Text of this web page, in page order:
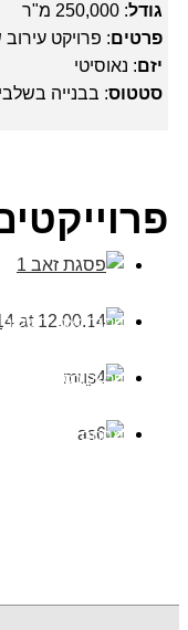
גודל: 250,000 מ"ר
פרטים: פרויקט
יזם: נאוסיטי
סטטוס: בבנייה
פסגת זאב ירושלים
פרשקובסקי אשדוד
מתחם שילר פתח